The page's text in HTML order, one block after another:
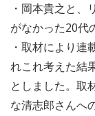
・岡本貴之と、
がなかった20代
・取材により連
れこれ考えた結
としました。取
な清志郎さんへ